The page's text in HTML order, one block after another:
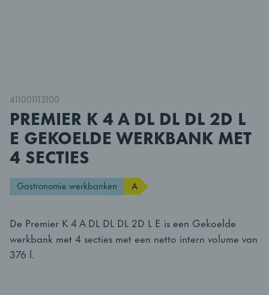
411001113100
PREMIER K 4 A DL DL DL 2D L
E GEKOELDE WERKBANK MET
4 SECTIES
Gastronomie werkbanken A
De Premier K 4 A DL DL DL 2D L E is een Gekoelde
werkbank met 4 secties met een netto intern volume van
376 l.